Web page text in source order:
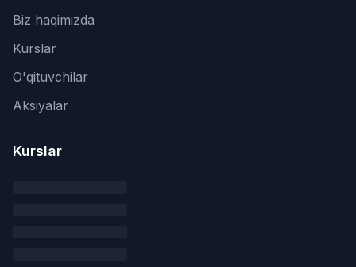
Biz haqimizda
Kurslar
O'qituvchilar
Aksiyalar
Kurslar